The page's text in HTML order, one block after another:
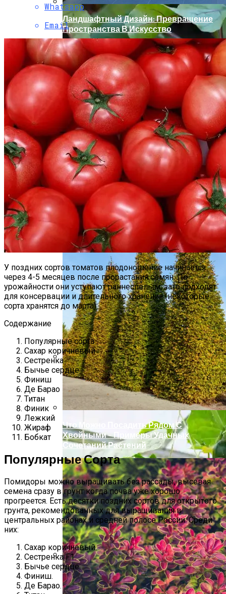
Как Угодить Свекле
Как Правильно Поливать Томаты?
Проблемы Огурцов. Вопросы И
Ответы
Ландшафтный Дизайн: Превращение
Пространства В Искусство
Какие Цветы Украсят Альпинарий?
Что Можно Посадить Рядом С
Хвойными – Примеры Удачных
Сочетаний Растений
Whatsapp
Email
У поздних сортов томатов плодоношение начинается
через 4-5 месяцев после прорастания семян. По
урожайности они уступают раннеспелым, зато подходят
для консервации и длительного хранения (некоторые
сорта хранятся до марта).
Содержание
Популярные сорта
Сахар коричневый
Сестренка
Бычье сердце
Финиш
Де Барао
Титан
Финик
Лежкий
Жираф
Бобкат
Популярные Сорта
Помидоры можно выращивать без рассады, высевая
семена сразу в грунт когда почва уже хорошо
прогреется. Есть десятки поздних сортов для открытого
грунта, рекомендованных для выращивания в
центральных районах и средней полосе России. Среди
них:
Сахар коричневый.
Сестренка F1.
Бычье сердце.
Финиш.
Де Барао.